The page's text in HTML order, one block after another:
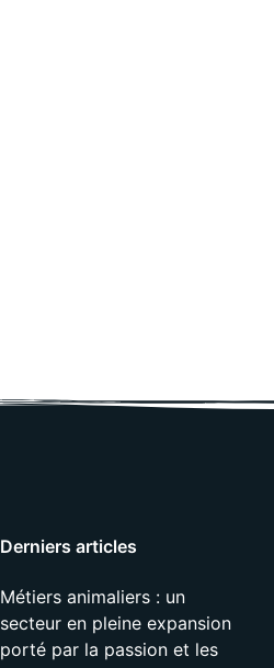
Derniers articles
Métiers animaliers : un
secteur en pleine expansion
porté par la passion et les